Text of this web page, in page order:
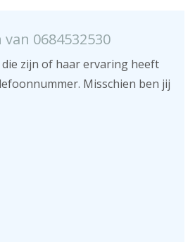
0684532530
zijn of haar ervaring heeft
Misschien ben jij